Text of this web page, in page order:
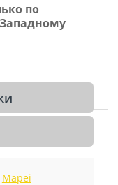
по
Mapei